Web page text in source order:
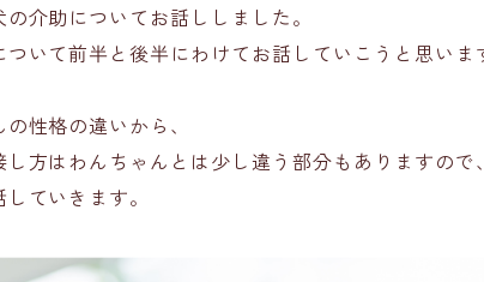
介助についてお話ししました。
いて前半と後半にわけてお話していこうと思いま
性格の違いから、
し方はわんちゃんとは少し違う部分もありますので
ていきます。